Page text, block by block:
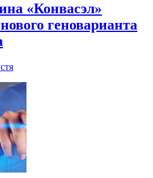
«Конвасэл»
геноварианта